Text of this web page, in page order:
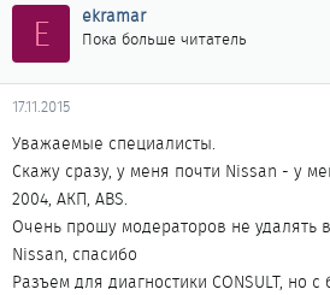
E ekramar
Пока больше читатель
17.11.2015
Уважаемые специалисты.
Скажу сразу, у меня почти Nissan - у
2004, АКП, ABS.
Очень прошу модераторов не удалять
Nissan, спасибо
Разъем для диагностики CONSULT, но